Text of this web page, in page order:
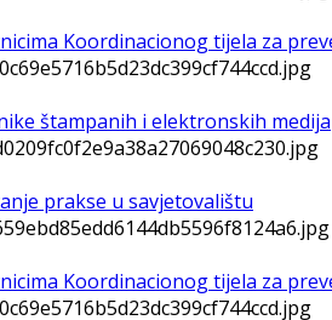
Koordinacionog tijela za
štampanih i elektronskih medija
prakse u savjetovalištu
Koordinacionog tijela za